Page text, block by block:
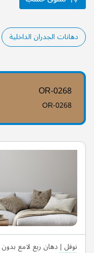
دهانات الجدران الداخلية
OR-0268
OR-0268
نوفل | دهان ربع لامع بدون